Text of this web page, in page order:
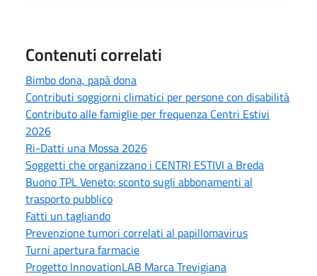
Contenuti correlati
Bimbo dona, papà dona
Contributi soggiorni climatici per persone con disabilità
Contributo alle famiglie per frequenza Centri Estivi
2026
Ri-Datti una Mossa 2026
Soggetti che organizzano i CENTRI ESTIVI a Breda
Buono TPL Veneto: sconto sugli abbonamenti al
trasporto pubblico
Fatti un tagliando
Prevenzione tumori correlati al papillomavirus
Turni apertura farmacie
Progetto InnovationLAB Marca Trevigiana